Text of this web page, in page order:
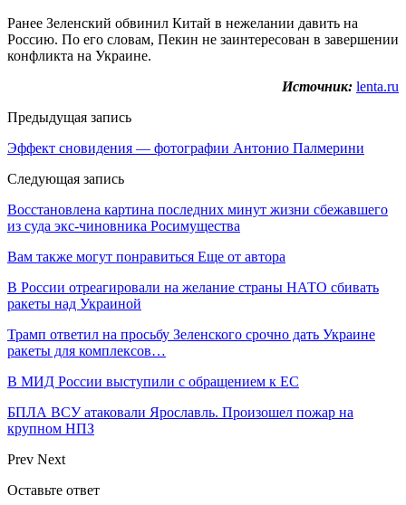
Ранее Зеленский обвинил Китай в нежелании давить на
Россию. По его словам, Пекин не заинтересован в завершении
конфликта на Украине.
Источник: lenta.ru
Предыдущая запись
Эффект сновидения — фотографии Антонио Палмерини
Следующая запись
Восстановлена картина последних минут жизни сбежавшего
из суда экс-чиновника Росимущества
Вам также могут понравиться Еще от автора
В России отреагировали на желание страны НАТО сбивать
ракеты над Украиной
Трамп ответил на просьбу Зеленского срочно дать Украине
ракеты для комплексов…
В МИД России выступили с обращением к ЕС
БПЛА ВСУ атаковали Ярославль. Произошел пожар на
крупном НПЗ
Prev Next
Оставьте ответ